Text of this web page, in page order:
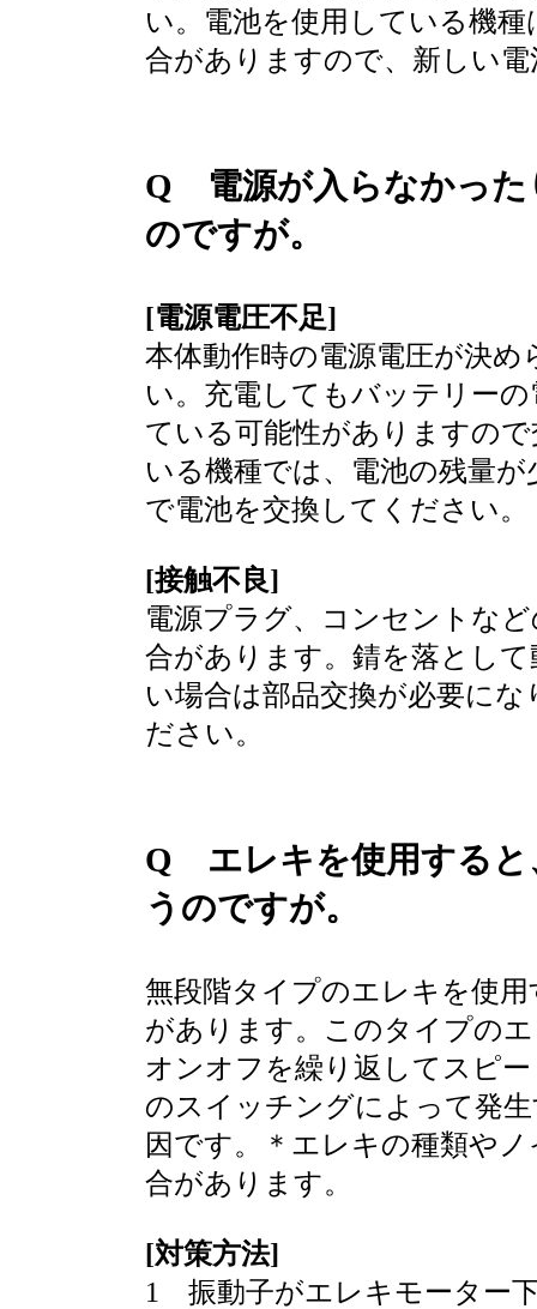
い。電池を使用している機
合がありますので、新しい
Q 電源が入らなかった
のですが。
[電源電圧不足]
本体動作時の電源電圧が決
い。充電してもバッテリー
ている可能性がありますの
いる機種では、電池の残量
で電池を交換してください。
[接触不良]
電源プラグ、コンセントな
合があります。錆を落とし
い場合は部品交換が必要に
ださい。
Q エレキを使用すると
うのですが。
無段階タイプのエレキを使
があります。このタイプの
オンオフを繰り返してスピ
のスイッチングによって発
因です。＊エレキの種類や
合があります。
[対策方法]
1 振動子がエレキモーター